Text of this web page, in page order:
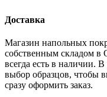
Доставка
Магазин напольных
собственным складом
всегда есть в наличии.
выбор образцов, чтобы
сразу оформить заказ.